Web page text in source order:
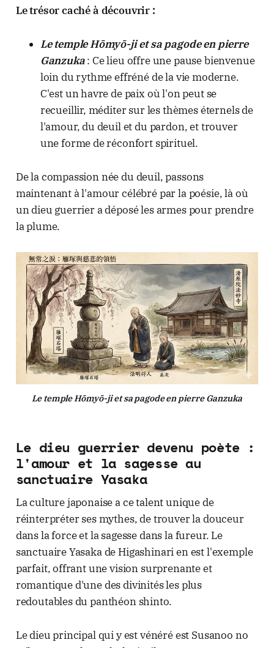
Le trésor caché à découvrir :
Le temple Hōmyō-ji et sa pagode en pierre
Ganzuka: Ce lieu offre une pause bienvenue
loin du rythme effréné de la vie moderne.
C'est un havre de paix où l'on peut se
recueillir, méditer sur les thèmes éternels de
l'amour, du deuil et du pardon, et trouver
une forme de réconfort spirituel.
De la compassion née du deuil, passons
maintenant à l'amour célébré par la poésie, là où
un dieu guerrier a déposé les armes pour prendre
la plume.
Le temple Hōmyō-ji et sa pagode en pierre Ganzuka
Le dieu guerrier devenu poète :
l'amour et la sagesse au
sanctuaire Yasaka
La culture japonaise a ce talent unique de
réinterpréter ses mythes, de trouver la douceur
dans la force et la sagesse dans la fureur. Le
sanctuaire Yasaka de Higashinari en est l'exemple
parfait, offrant une vision surprenante et
romantique d'une des divinités les plus
redoutables du panthéon shinto.
Le dieu principal qui y est vénéré est Susanoo no